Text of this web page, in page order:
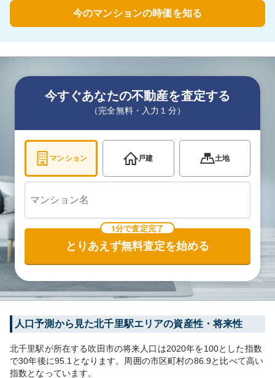
今のマンションの時価を知る
今すぐあなたの不動産を査定する
（完全無料・入力１分）
マンション 戸建 土地
1分で査定完了
とりあえず無料査定を始める
人口予測から見た北千里駅エリアの資産性・将来性
北千里駅が所在する吹田市の将来人口は2020年を100とした指数
で30年後に95.1 となります。 周囲の市区町村の86.9と比べて高い
指数となっています。